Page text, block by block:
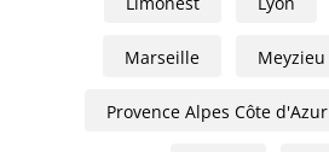
Marseille Meyzieu
Provence Alpes Côte d'Azur